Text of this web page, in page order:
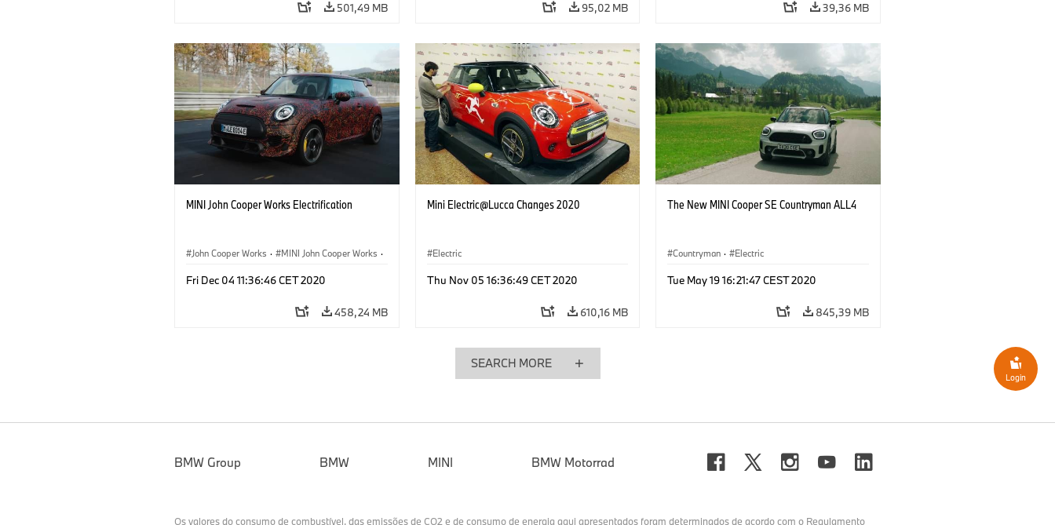
501,49 MB 95,02 MB 39,36 MB
MINI John Cooper Works Electrification
John Cooper Works · MINI John Cooper Works ·
Fri Dec 04 11:36:46 CET 2020
458,24 MB
Mini Electric@Lucca Changes 2020
Electric
Thu Nov 05 16:36:49 CET 2020
610,16 MB
The New MINI Cooper SE Countryman ALL4
Countryman · Electric
Tue May 19 16:21:47 CEST 2020
845,39 MB
SEARCH MORE
BMW Group BMW MINI BMW Motorrad
Os valores do consumo de combustível, das emissões de CO2 e de consumo de energia aqui apresentados foram determinados de acordo com o Regulamento
Login